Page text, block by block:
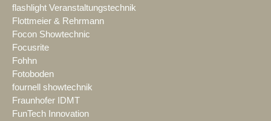
flashlight Veranstaltungstechnik
Flottmeier & Rehrmann
Focon Showtechnic
Focusrite
Fohhn
Fotoboden
fournell showtechnik
Fraunhofer IDMT
FunTech Innovation